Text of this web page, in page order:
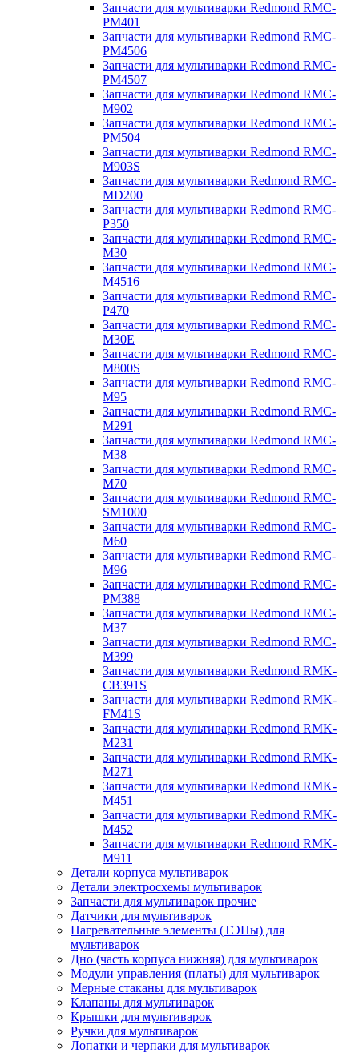
Запчасти для мультиварки Redmond RMC-
PM401
Запчасти для мультиварки Redmond RMC-
PM4506
Запчасти для мультиварки Redmond RMC-
PM4507
Запчасти для мультиварки Redmond RMC-
M902
Запчасти для мультиварки Redmond RMC-
PM504
Запчасти для мультиварки Redmond RMC-
M903S
Запчасти для мультиварки Redmond RMC-
MD200
Запчасти для мультиварки Redmond RMC-
P350
Запчасти для мультиварки Redmond RMC-
M30
Запчасти для мультиварки Redmond RMC-
M4516
Запчасти для мультиварки Redmond RMC-
P470
Запчасти для мультиварки Redmond RMC-
M30E
Запчасти для мультиварки Redmond RMC-
M800S
Запчасти для мультиварки Redmond RMC-
M95
Запчасти для мультиварки Redmond RMC-
M291
Запчасти для мультиварки Redmond RMC-
M38
Запчасти для мультиварки Redmond RMC-
M70
Запчасти для мультиварки Redmond RMC-
SM1000
Запчасти для мультиварки Redmond RMC-
M60
Запчасти для мультиварки Redmond RMC-
M96
Запчасти для мультиварки Redmond RMC-
PM388
Запчасти для мультиварки Redmond RMC-
M37
Запчасти для мультиварки Redmond RMC-
M399
Запчасти для мультиварки Redmond RMK-
CB391S
Запчасти для мультиварки Redmond RMK-
FM41S
Запчасти для мультиварки Redmond RMK-
M231
Запчасти для мультиварки Redmond RMK-
M271
Запчасти для мультиварки Redmond RMK-
M451
Запчасти для мультиварки Redmond RMK-
M452
Запчасти для мультиварки Redmond RMK-
M911
Детали корпуса мультиварок
Детали электросхемы мультиварок
Запчасти для мультиварок прочие
Датчики для мультиварок
Нагревательные элементы (ТЭНы) для
мультиварок
Дно (часть корпуса нижняя) для мультиварок
Модули управления (платы) для мультиварок
Мерные стаканы для мультиварок
Клапаны для мультиварок
Крышки для мультиварок
Ручки для мультиварок
Лопатки и черпаки для мультиварок